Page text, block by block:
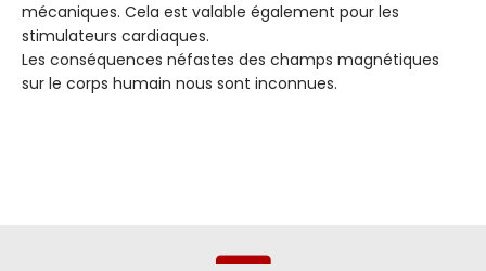
mécaniques. Cela est valable également pour les
stimulateurs cardiaques.
Les conséquences néfastes des champs magnétiques
sur le corps humain nous sont inconnues.